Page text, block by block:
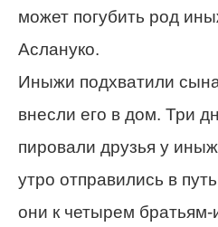
может погубить род
Аслануко.
Иныжи подхватили
внесли его в дом. Три
пировали друзья у
утро отправились в
они к четырем